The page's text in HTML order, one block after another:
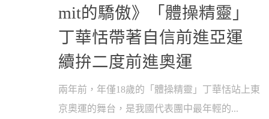
mit的驕傲》「體操精靈」
丁華恬帶著自信前進亞運
續拚二度前進奧運
兩年前，年僅18歲的「體操精靈」丁華恬站上東
京奧運的舞台，是我國代表團中最年輕的...